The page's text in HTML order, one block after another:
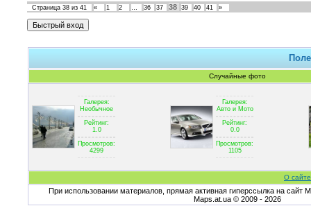
Страница 38 из 41 « 1 2 … 36 37 38 39 40 41 »
Случайные фото
Галерея:
Необычное
Рейтинг:
1.0
Просмотров:
4299
Галерея:
Авто и Мото
Рейтинг:
0.0
Просмотров:
1105
О
При использовании материалов, прямая активная гиперссылка на сайт
Maps.at.ua © 2009 - 2026